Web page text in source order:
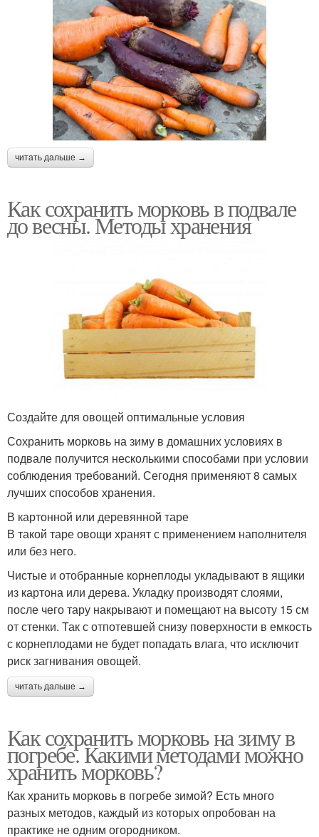
читать дальше →
Как сохранить морковь в подвале
до весны. Методы хранения
Создайте для овощей оптимальные условия
Сохранить морковь на зиму в домашних условиях в
подвале получится несколькими способами при условии
соблюдения требований. Сегодня применяют 8 самых
лучших способов хранения.
В картонной или деревянной таре
В такой таре овощи хранят с применением наполнителя
или без него.
Чистые и отобранные корнеплоды укладывают в ящики
из картона или дерева. Укладку производят слоями,
после чего тару накрывают и помещают на высоту 15 см
от стенки. Так с отпотевшей снизу поверхности в емкость
с корнеплодами не будет попадать влага, что исключит
риск загнивания овощей.
читать дальше →
Как сохранить морковь на зиму в
погребе. Какими методами можно
хранить морковь?
Как хранить морковь в погребе зимой? Есть много
разных методов, каждый из которых опробован на
практике не одним огородником.